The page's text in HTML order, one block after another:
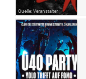
Quelle: Veranstalter